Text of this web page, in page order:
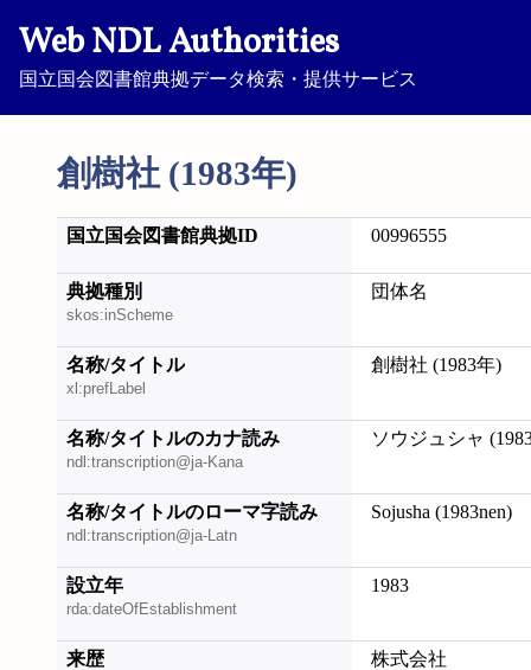
Web NDL Authorities
国立国会図書館典拠データ検索・提供サービス
創樹社 (1983年)
国立国会図書館典拠ID 00996555
典拠種別
skos:inScheme
団体名
名称/タイトル
xl:prefLabel
創樹社 (1983年)
名称/タイトルのカナ読み
ndl:transcription@ja-Kana
ソウジュシャ
名称/タイトルのローマ字読み
ndl:transcription@ja-Latn
Sojusha (1983nen)
設立年
rda:dateOfEstablishment
1983
来歴 株式会社